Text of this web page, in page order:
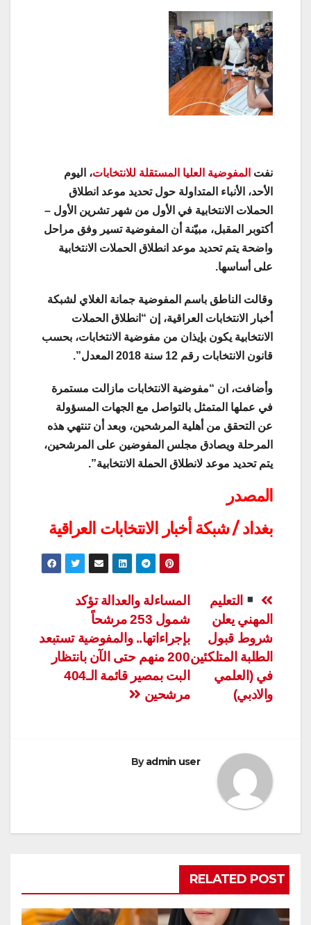
نفت المفوضية العليا المستقلة للانتخابات، اليوم
الأحد، الأنباء المتداولة حول تحديد موعد انطلاق
الحملات الانتخابية في الأول من شهر تشرين الأول –
أكتوبر المقبل، مبيّنة أن المفوضية تسير وفق مراحل
واضحة يتم تحديد موعد انطلاق الحملات الانتخابية
على أساسها.
وقالت الناطق باسم المفوضية جمانة الغلاي لشبكة
أخبار الانتخابات العراقية، إن “انطلاق الحملات
الانتخابية يكون بإيذان من مفوضية الانتخابات، بحسب
قانون الانتخابات رقم 12 سنة 2018 المعدل”.
وأضافت، ان “مفوضية الانتخابات مازالت مستمرة
في عملها المتمثل بالتواصل مع الجهات المسؤولة
عن التحقق من أهلية المرشحين، وبعد أن تنتهي هذه
المرحلة ويصادق مجلس المفوضين على المرشحين،
يتم تحديد موعد لانطلاق الحملة الانتخابية”.
المصدر
بغداد / شبكة أخبار الانتخابات العراقية
تصفّح
المقالات
المساءلة والعدالة تؤكد
شمول 253 مرشحاً
بإجراءاتها.. والمفوضية تستبعد
200 منهم حتى الآن بانتظار
البت بمصير قائمة الـ404
مرشحين
التعليم
المهني يعلن
شروط قبول
الطلبة المتلكئين
في (العلمي
والادبي)
Byadmin user
RELATED POST